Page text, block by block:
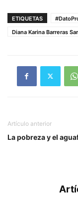
ETIQUETAS
Diana Karina Barreras
Artículo anterior
La pobreza y el